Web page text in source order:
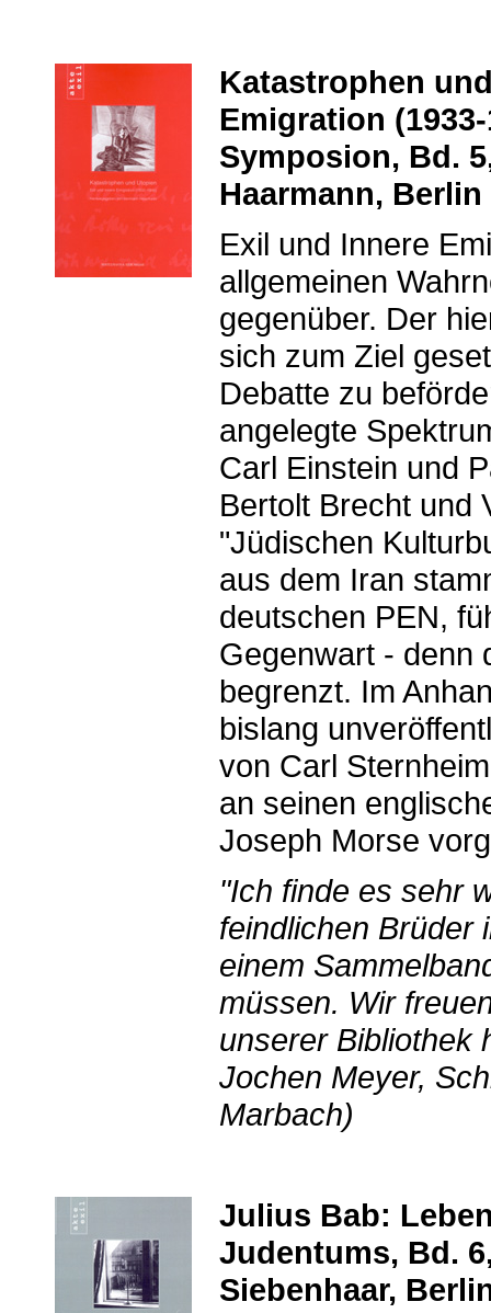
Katastrophen
Emigration
Symposion, Bd.
Haarmann, Berlin
Exil und Innere
allgemeinen
gegenüber. Der
sich zum Ziel
Debatte zu
angelegte
Carl Einstein und
Bertolt Brecht und
"Jüdischen
aus dem Iran
deutschen PEN,
Gegenwart - denn
begrenzt. Im
bislang
von Carl
an seinen
Joseph Morse
"Ich finde es sehr
feindlichen Brüder
einem
müssen. Wir
unserer Bibliothek
Jochen Meyer,
Marbach)
Julius Bab:
Judentums, Bd.
Siebenhaar,